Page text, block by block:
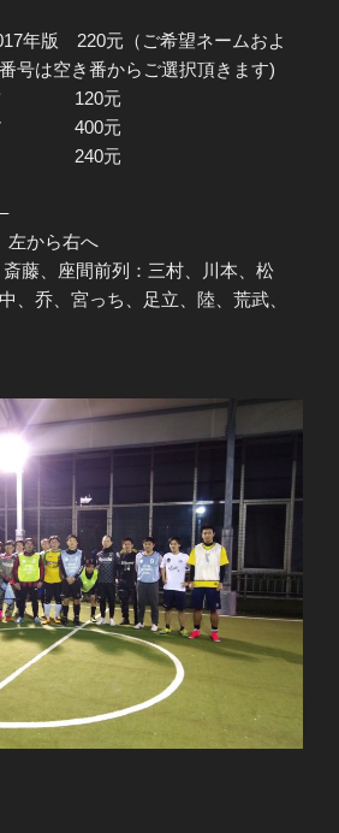
年版 220元（ご希望ネームおよ
号は空き番からご選択頂きます)
ツ 120元
ア 400元
ロ 240元
から右へ
藤、座間前列：三村、川本、松
、乔、宮っち、足立、陸、荒武、